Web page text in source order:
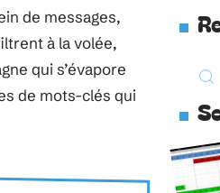
de messages,
à la volée,
qui s’évapore
de mots-clés qui